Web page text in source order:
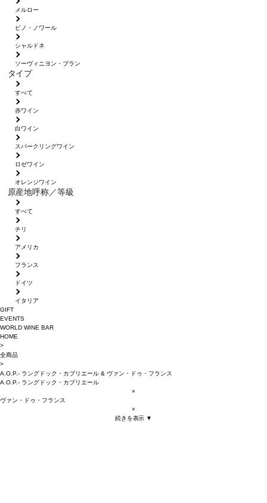
メルロー
ピノ・ノワール
シャルドネ
ソーヴィニヨン・ブラン
タイプ
すべて
赤ワイン
白ワイン
スパークリングワイン
ロゼワイン
オレンジワイン
原産地呼称／等級
すべて
チリ
アメリカ
フランス
ドイツ
イタリア
GIFT
EVENTS
WORLD WINE BAR
HOME
>
全商品
>
A.O.P.- ラングドック・カブリエール& ヴァン・ドゥ・フランス
A.O.P.- ラングドック・カブリエール
×
ヴァン・ドゥ・フランス
×
続きを表示 ▼